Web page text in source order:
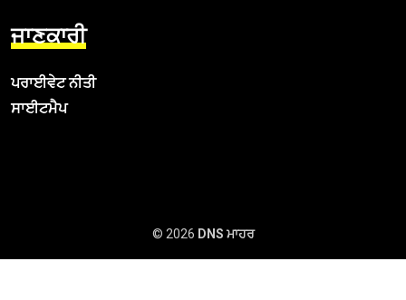
ਜਾਣਕਾਰੀ
ਪਰਾਈਵੇਟ ਨੀਤੀ
ਸਾਈਟਮੈਪ
© 2026 DNS ਮਾਹਰ